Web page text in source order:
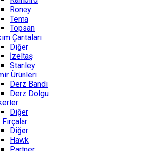
Roney
Tema
Topsan
Çantaları
Diğer
İzeltaş
Stanley
Ürünleri
Derz Bandı
Derz Dolgu
Diğer
Fırçalar
Diğer
Hawk